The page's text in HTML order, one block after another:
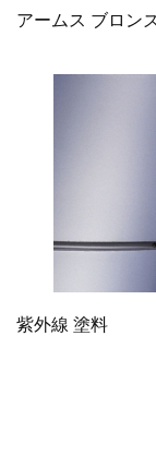
アームス ブロン
紫外線 塗料